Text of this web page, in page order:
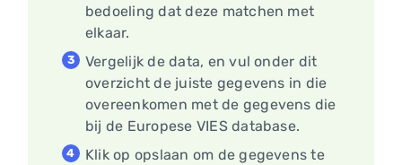
bedoeling dat deze matchen met
elkaar.
Vergelijk de data, en vul onder dit
overzicht de juiste gegevens in die
overeenkomen met de gegevens die
bij de Europese VIES database.
Klik op opslaan om de gegevens te